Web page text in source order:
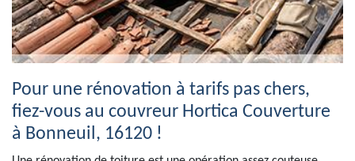
Pour une rénovation à tarifs pas chers,
fiez-vous au couvreur Hortica Couverture
à Bonneuil, 16120 !